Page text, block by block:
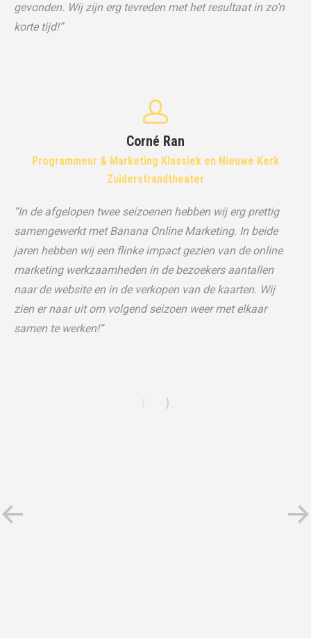
gevonden. Wij zijn erg tevreden met het resultaat in zo’n
korte tijd!”
Corné Ran
Programmeur & Marketing Klassiek en Nieuwe Kerk
Zuiderstrandtheater
“In de afgelopen twee seizoenen hebben wij erg prettig
samengewerkt met Banana Online Marketing. In beide
jaren hebben wij een flinke impact gezien van de online
marketing werkzaamheden in de bezoekers aantallen
naar de website en in de verkopen van de kaarten. Wij
zien er naar uit om volgend seizoen weer met elkaar
samen te werken!”